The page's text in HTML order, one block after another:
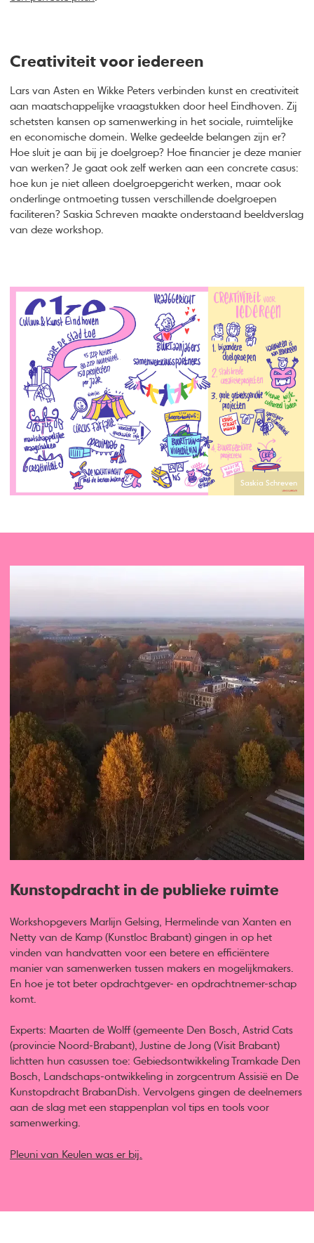
Creativiteit voor iedereen
Lars van Asten en Wikke Peters verbinden kunst en creativiteit
aan maatschappelijke vraagstukken door heel Eindhoven. Zij
schetsten kansen op samenwerking in het sociale, ruimtelijke
en economische domein. Welke gedeelde belangen zijn er?
Hoe sluit je aan bij je doelgroep? Hoe financier je deze manier
van werken? Je gaat ook zelf werken aan een concrete casus:
hoe kun je niet alleen doelgroepgericht werken, maar ook
onderlinge ontmoeting tussen verschillende doelgroepen
faciliteren? Saskia Schreven maakte onderstaand beeldverslag
van deze workshop.
Saskia Schreven
Kunstopdracht in de publieke ruimte
Workshopgevers Marlijn Gelsing, Hermelinde van Xanten en
Netty van de Kamp (Kunstloc Brabant) gingen in op het
vinden van handvatten voor een betere en efficiëntere
manier van samenwerken tussen makers en mogelijkmakers.
En hoe je tot beter opdrachtgever- en opdrachtnemer-schap
komt.
Experts: Maarten de Wolff (gemeente Den Bosch, Astrid Cats
(provincie Noord-Brabant), Justine de Jong (Visit Brabant)
lichtten hun casussen toe: Gebiedsontwikkeling Tramkade Den
Bosch, Landschaps-ontwikkeling in zorgcentrum Assisië en De
Kunstopdracht BrabanDish. Vervolgens gingen de deelnemers
aan de slag met een stappenplan vol tips en tools voor
samenwerking.
Pleuni van Keulen was er bij.